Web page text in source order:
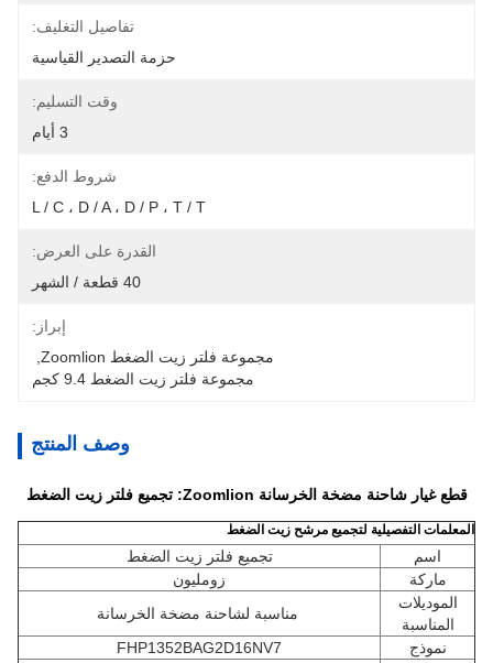
تفاصيل التغليف:
حزمة التصدير القياسية
وقت التسليم:
3 أيام
شروط الدفع:
L / C ، D / A ، D / P ، T / T
القدرة على العرض:
40 قطعة / الشهر
إبراز:
مجموعة فلتر زيت الضغط Zoomlion
مجموعة فلتر زيت الضغط 9.4 كجم
وصف المنتج
قطع غيار شاحنة مضخة الخرسانة Zoomlion: تجميع فلتر زيت الضغط
المعلمات التفصيلية لتجميع مرشح زيت الضغط
اسم
تجميع فلتر زيت الضغط
ماركة
زومليون
الموديلات
المناسبة
مناسبة لشاحنة مضخة الخرسانة
نموذج
FHP1352BAG2D16NV7